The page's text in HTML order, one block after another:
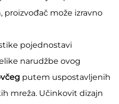
može izravno
pojednostavi
narudžbe ovog
putem uspostavljenih
mreža. Učinkovit dizajn